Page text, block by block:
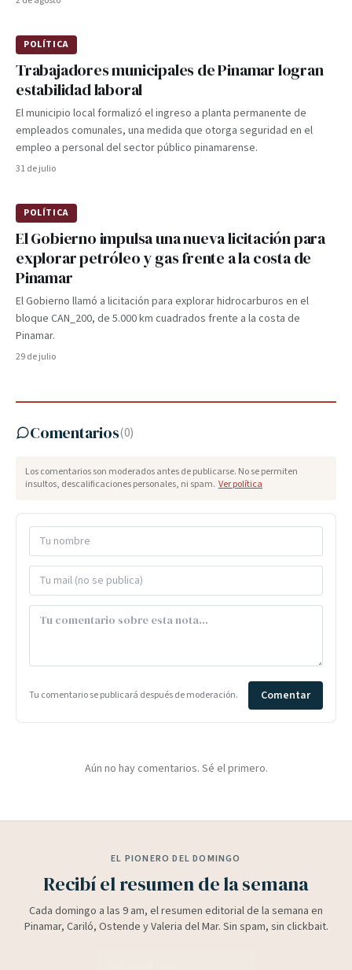
POLÍTICA
Trabajadores municipales de Pinamar logran
estabilidad laboral
El municipio local formalizó el ingreso a planta permanente de
empleados comunales, una medida que otorga seguridad en el
empleo a personal del sector público pinamarense.
31 de julio
POLÍTICA
El Gobierno impulsa una nueva licitación para
explorar petróleo y gas frente a la costa de
Pinamar
El Gobierno llamó a licitación para explorar hidrocarburos en el
bloque CAN_200, de 5.000 km cuadrados frente a la costa de
Pinamar.
29 de julio
Comentarios(0)
Los comentarios son moderados antes de publicarse. No se permiten
insultos, descalificaciones personales, ni spam. Ver política
Tu comentario se publicará después de moderación. Comentar
Aún no hay comentarios. Sé el primero.
EL PIONERO DEL DOMINGO
Recibí el resumen de la semana
Cada domingo a las 9 am, el resumen editorial de la semana en
Pinamar, Cariló, Ostende y Valeria del Mar. Sin spam, sin clickbait.